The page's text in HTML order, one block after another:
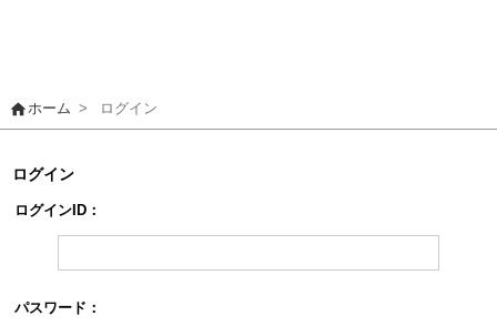
homeホーム > ログイン
ログイン
ログインID：
パスワード：